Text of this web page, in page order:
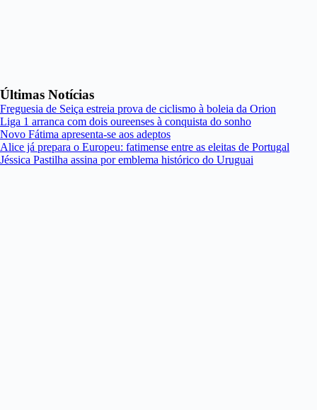
Últimas Notícias
Freguesia de Seiça estreia prova de ciclismo à boleia da Orion
Liga 1 arranca com dois oureenses à conquista do sonho
Novo Fátima apresenta-se aos adeptos
Alice já prepara o Europeu: fatimense entre as eleitas de Portugal
Jéssica Pastilha assina por emblema histórico do Uruguai